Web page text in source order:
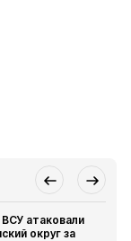
атаковали
округ за